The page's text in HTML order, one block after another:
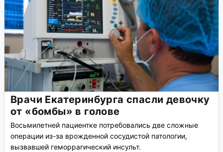
Врачи Екатеринбурга спасли девочку
от «бомбы» в голове
Восьмилетней пациентке потребовались две сложные
операции из-за врожденной сосудистой патологии,
вызвавшей геморрагический инсульт.